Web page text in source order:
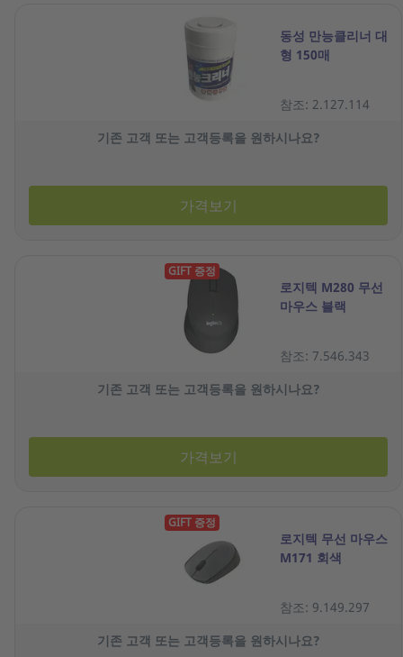
동성 만능클리너 대
형 150매
참조: 2.127.114
기존 고객 또는 고객등록을 원하시나요?
가격보기
GIFT 증정
로지텍 M280 무선
마우스 블랙
참조: 7.546.343
기존 고객 또는 고객등록을 원하시나요?
가격보기
GIFT 증정
로지텍 무선 마우스
M171 회색
참조: 9.149.297
기존 고객 또는 고객등록을 원하시나요?